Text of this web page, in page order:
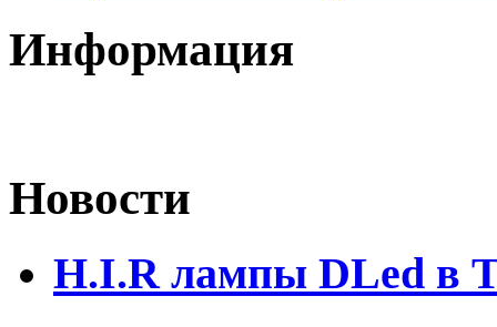
Информация
Новости
H.I.R лампы DLed в